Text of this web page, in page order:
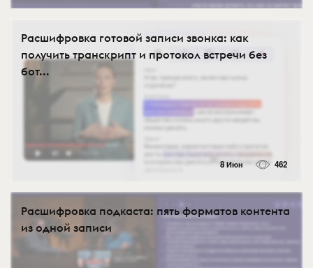
Расшифровка готовой записи звонка: как
получить транскрипт и протокол встречи без
бот...
8 Июн 462
Расшифровка подкаста: пять форматов контента
из одной записи